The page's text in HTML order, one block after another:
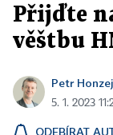
Přijďte
věštbu
Petr
5. 1. 2023
ODEBÍRAT